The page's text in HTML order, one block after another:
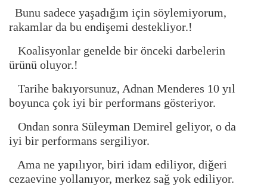
Bunu sadece yaşadığım için söylemiyorum,
rakamlar da bu endişemi destekliyor.!
Koalisyonlar genelde bir önceki darbelerin
ürünü oluyor.!
Tarihe bakıyorsunuz, Adnan Menderes 10 yıl
boyunca çok iyi bir performans gösteriyor.
Ondan sonra Süleyman Demirel geliyor, o da
iyi bir performans sergiliyor.
Ama ne yapılıyor, biri idam ediliyor, diğeri
cezaevine yollanıyor, merkez sağ yok ediliyor.